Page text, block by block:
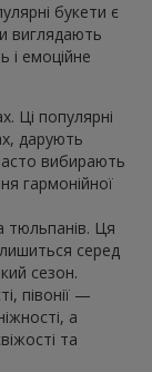
букети є
виглядають
і емоційне
Ці популярні
дарують
вибирають
гармонійної
тюльпанів. Ця
серед
сезон.
півонії —
а
та